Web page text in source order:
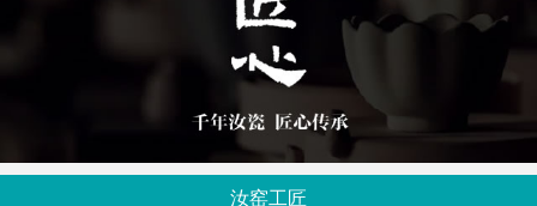
汝窑工匠